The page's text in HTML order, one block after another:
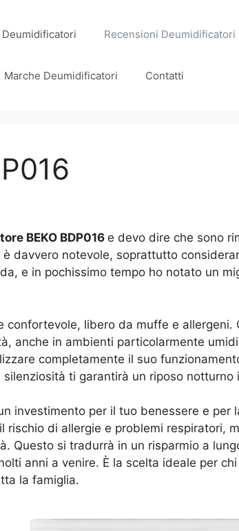
Deumidificatori Recensioni Deumidificatori
Marche Deumidificatori Contatti
BEKO BDP016 e devo dire che sono
davvero notevole, soprattutto
e in pochissimo tempo ho notato un
confortevole, libero da muffe e
anche in ambienti particolarmente
completamente il suo
ti garantirà un riposo notturno
investimento per il tuo benessere e
rischio di allergie e problemi respiratori,
Questo si tradurrà in un risparmio a
anni a venire. È la scelta ideale per
la famiglia.